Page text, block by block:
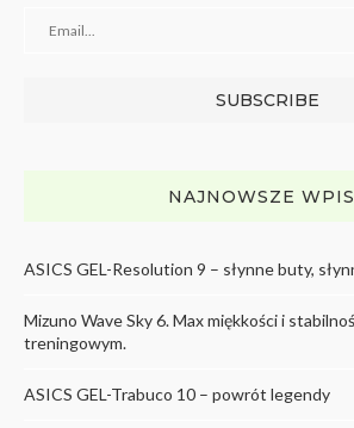
NAJNOWSZE
ASICS GEL-Resolution 9 – słynne buty,
Mizuno Wave Sky 6. Max miękkości i
treningowym.
ASICS GEL-Trabuco 10 – powrót legendy